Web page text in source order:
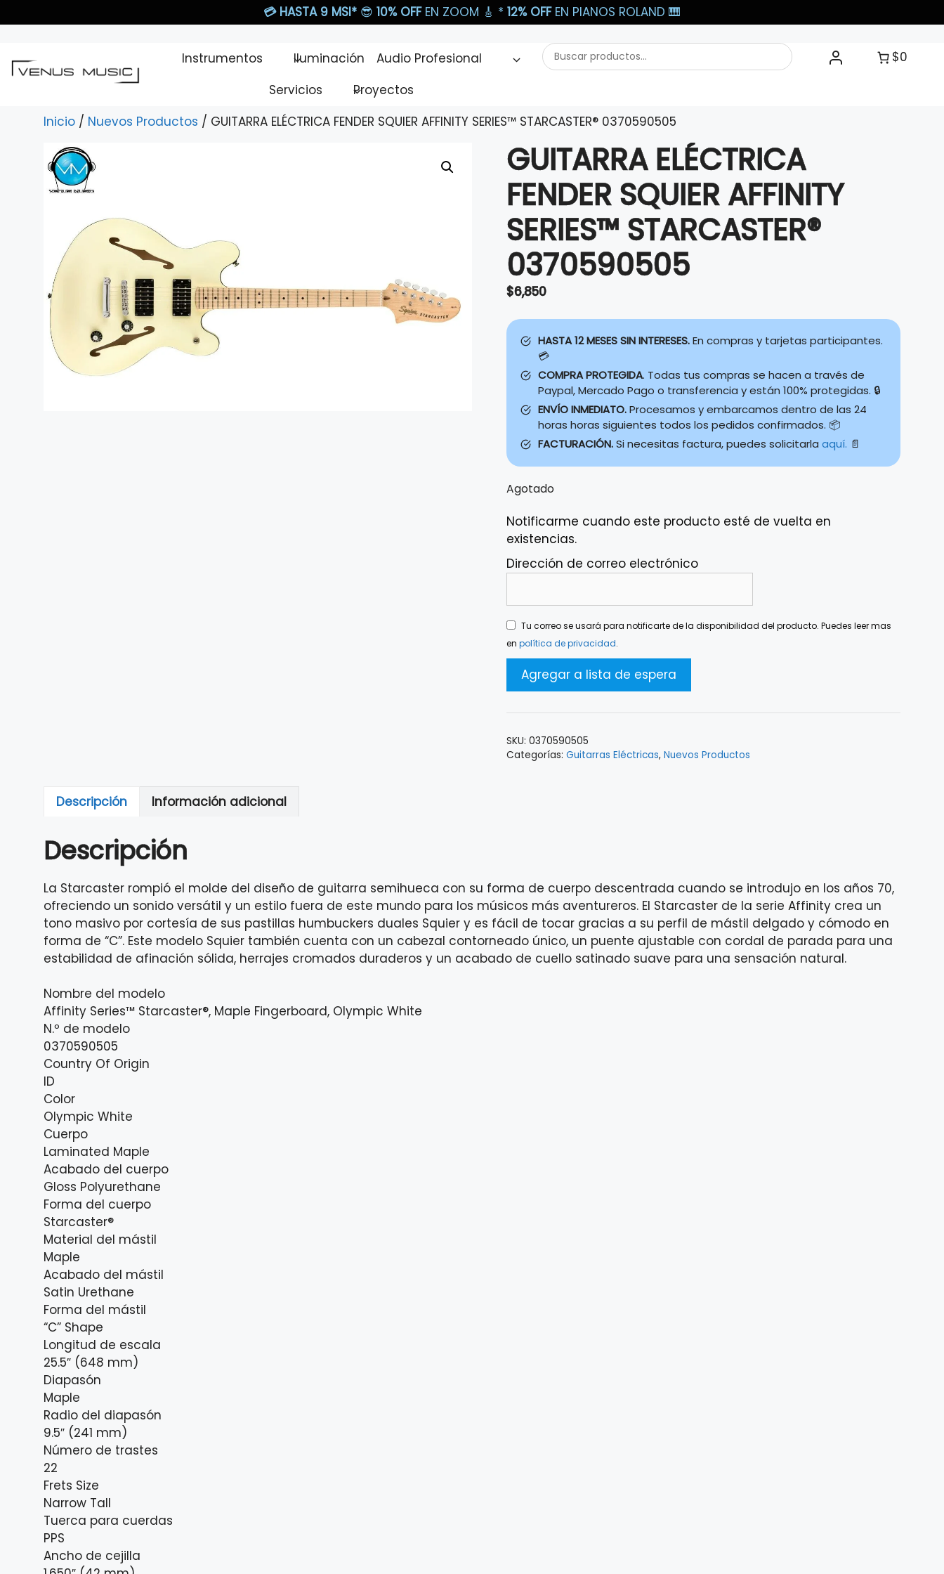
al
💳 HASTA 9 MSI* 😎 10% OFF EN ZOOM 🎸​ * 12% OFFEN PIANOS ROLAND 🎹​
Instrumentos Iluminación
Audio Profesional
Servicios
Proyectos
Buscar
productos...
$0
Inicio / Nuevos Productos / GUITARRA ELÉCTRICA FENDER SQUIER AFFINITY SERIES™ STARCASTER® 0370590505
GUITARRA ELÉCTRICA
FENDER SQUIER AFFINITY
SERIES™ STARCASTER®
0370590505
$6,850
HASTA 12 MESES SIN INTERESES.En compras y tarjetas participantes.
💳
COMPRA PROTEGIDA. Todas tus compras se hacen a través de
Paypal, Mercado Pago o transferencia y están 100% protegidas. 🔒
ENVÍO INMEDIATO.Procesamos y embarcamos dentro de las 24
horas horas siguientes todos los pedidos confirmados. 📦
FACTURACIÓN.Si necesitas factura, puedes solicitarla aquí. 📄
Agotado
Notificarme cuando este producto esté de vuelta en
existencias.
Dirección de correo electrónico
Tu correo se usará para notificarte de la disponibilidad del producto. Puedes leer mas
en política de privacidad.
SKU: 0370590505
Categorías: Guitarras Eléctricas, Nuevos Productos
Descripción Información adicional
Descripción
La Starcaster rompió el molde del diseño de guitarra semihueca con su forma de cuerpo descentrada cuando se introdujo en los años 70,
ofreciendo un sonido versátil y un estilo fuera de este mundo para los músicos más aventureros. El Starcaster de la serie Affinity crea un
tono masivo por cortesía de sus pastillas humbuckers duales Squier y es fácil de tocar gracias a su perfil de mástil delgado y cómodo en
forma de “C”. Este modelo Squier también cuenta con un cabezal contorneado único, un puente ajustable con cordal de parada para una
estabilidad de afinación sólida, herrajes cromados duraderos y un acabado de cuello satinado suave para una sensación natural.
Nombre del modelo
Affinity Series™ Starcaster®, Maple Fingerboard, Olympic White
N.º de modelo
0370590505
Country Of Origin
ID
Color
Olympic White
Cuerpo
Laminated Maple
Acabado del cuerpo
Gloss Polyurethane
Forma del cuerpo
Starcaster®
Material del mástil
Maple
Acabado del mástil
Satin Urethane
Forma del mástil
“C” Shape
Longitud de escala
25.5″ (648 mm)
Diapasón
Maple
Radio del diapasón
9.5″ (241 mm)
Número de trastes
22
Frets Size
Narrow Tall
Tuerca para cuerdas
PPS
Ancho de cejilla